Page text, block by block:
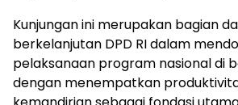
Kunjungan ini merupakan bagian
berkelanjutan DPD RI dalam
pelaksanaan program nasional di
dengan menempatkan